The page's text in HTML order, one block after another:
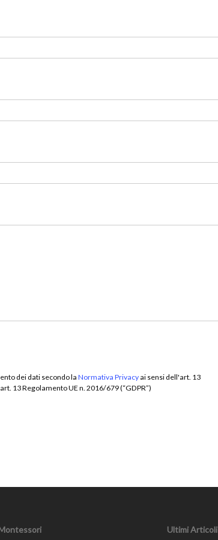
dei dati secondo laNormativa Privacy ai sensi dell'art. 13
13 Regolamento UE n. 2016/679 (“GDPR”)
Ultimi Articoli